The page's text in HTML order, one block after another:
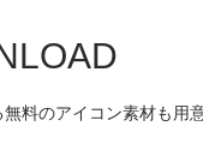
料のアイコン素材も用